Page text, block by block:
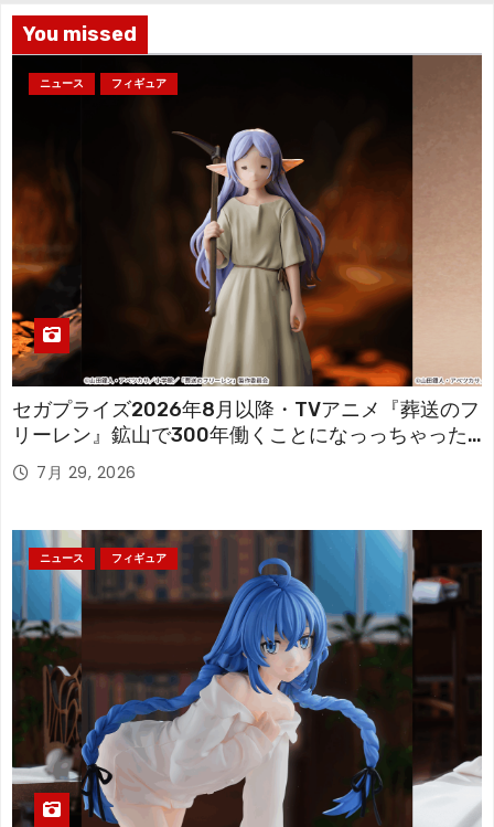
You missed
ニュース フィギュア
セガプライズ2026年8月以降・TVアニメ『葬送のフ
リーレン』鉱山で300年働くことになっっちゃった
「フリーレン」を立体化！
7月 29, 2026
ニュース フィギュア